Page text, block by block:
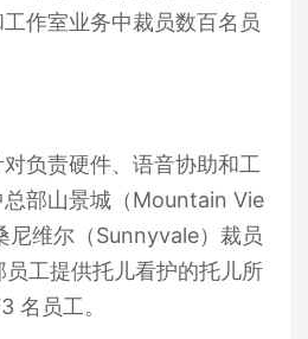
作室业务中裁员数百名员
负责硬件、语音协助和工
部山景城（Mountain Vie
维尔（Sunnyvale）裁员
工提供托儿看护的托儿所
名员工。